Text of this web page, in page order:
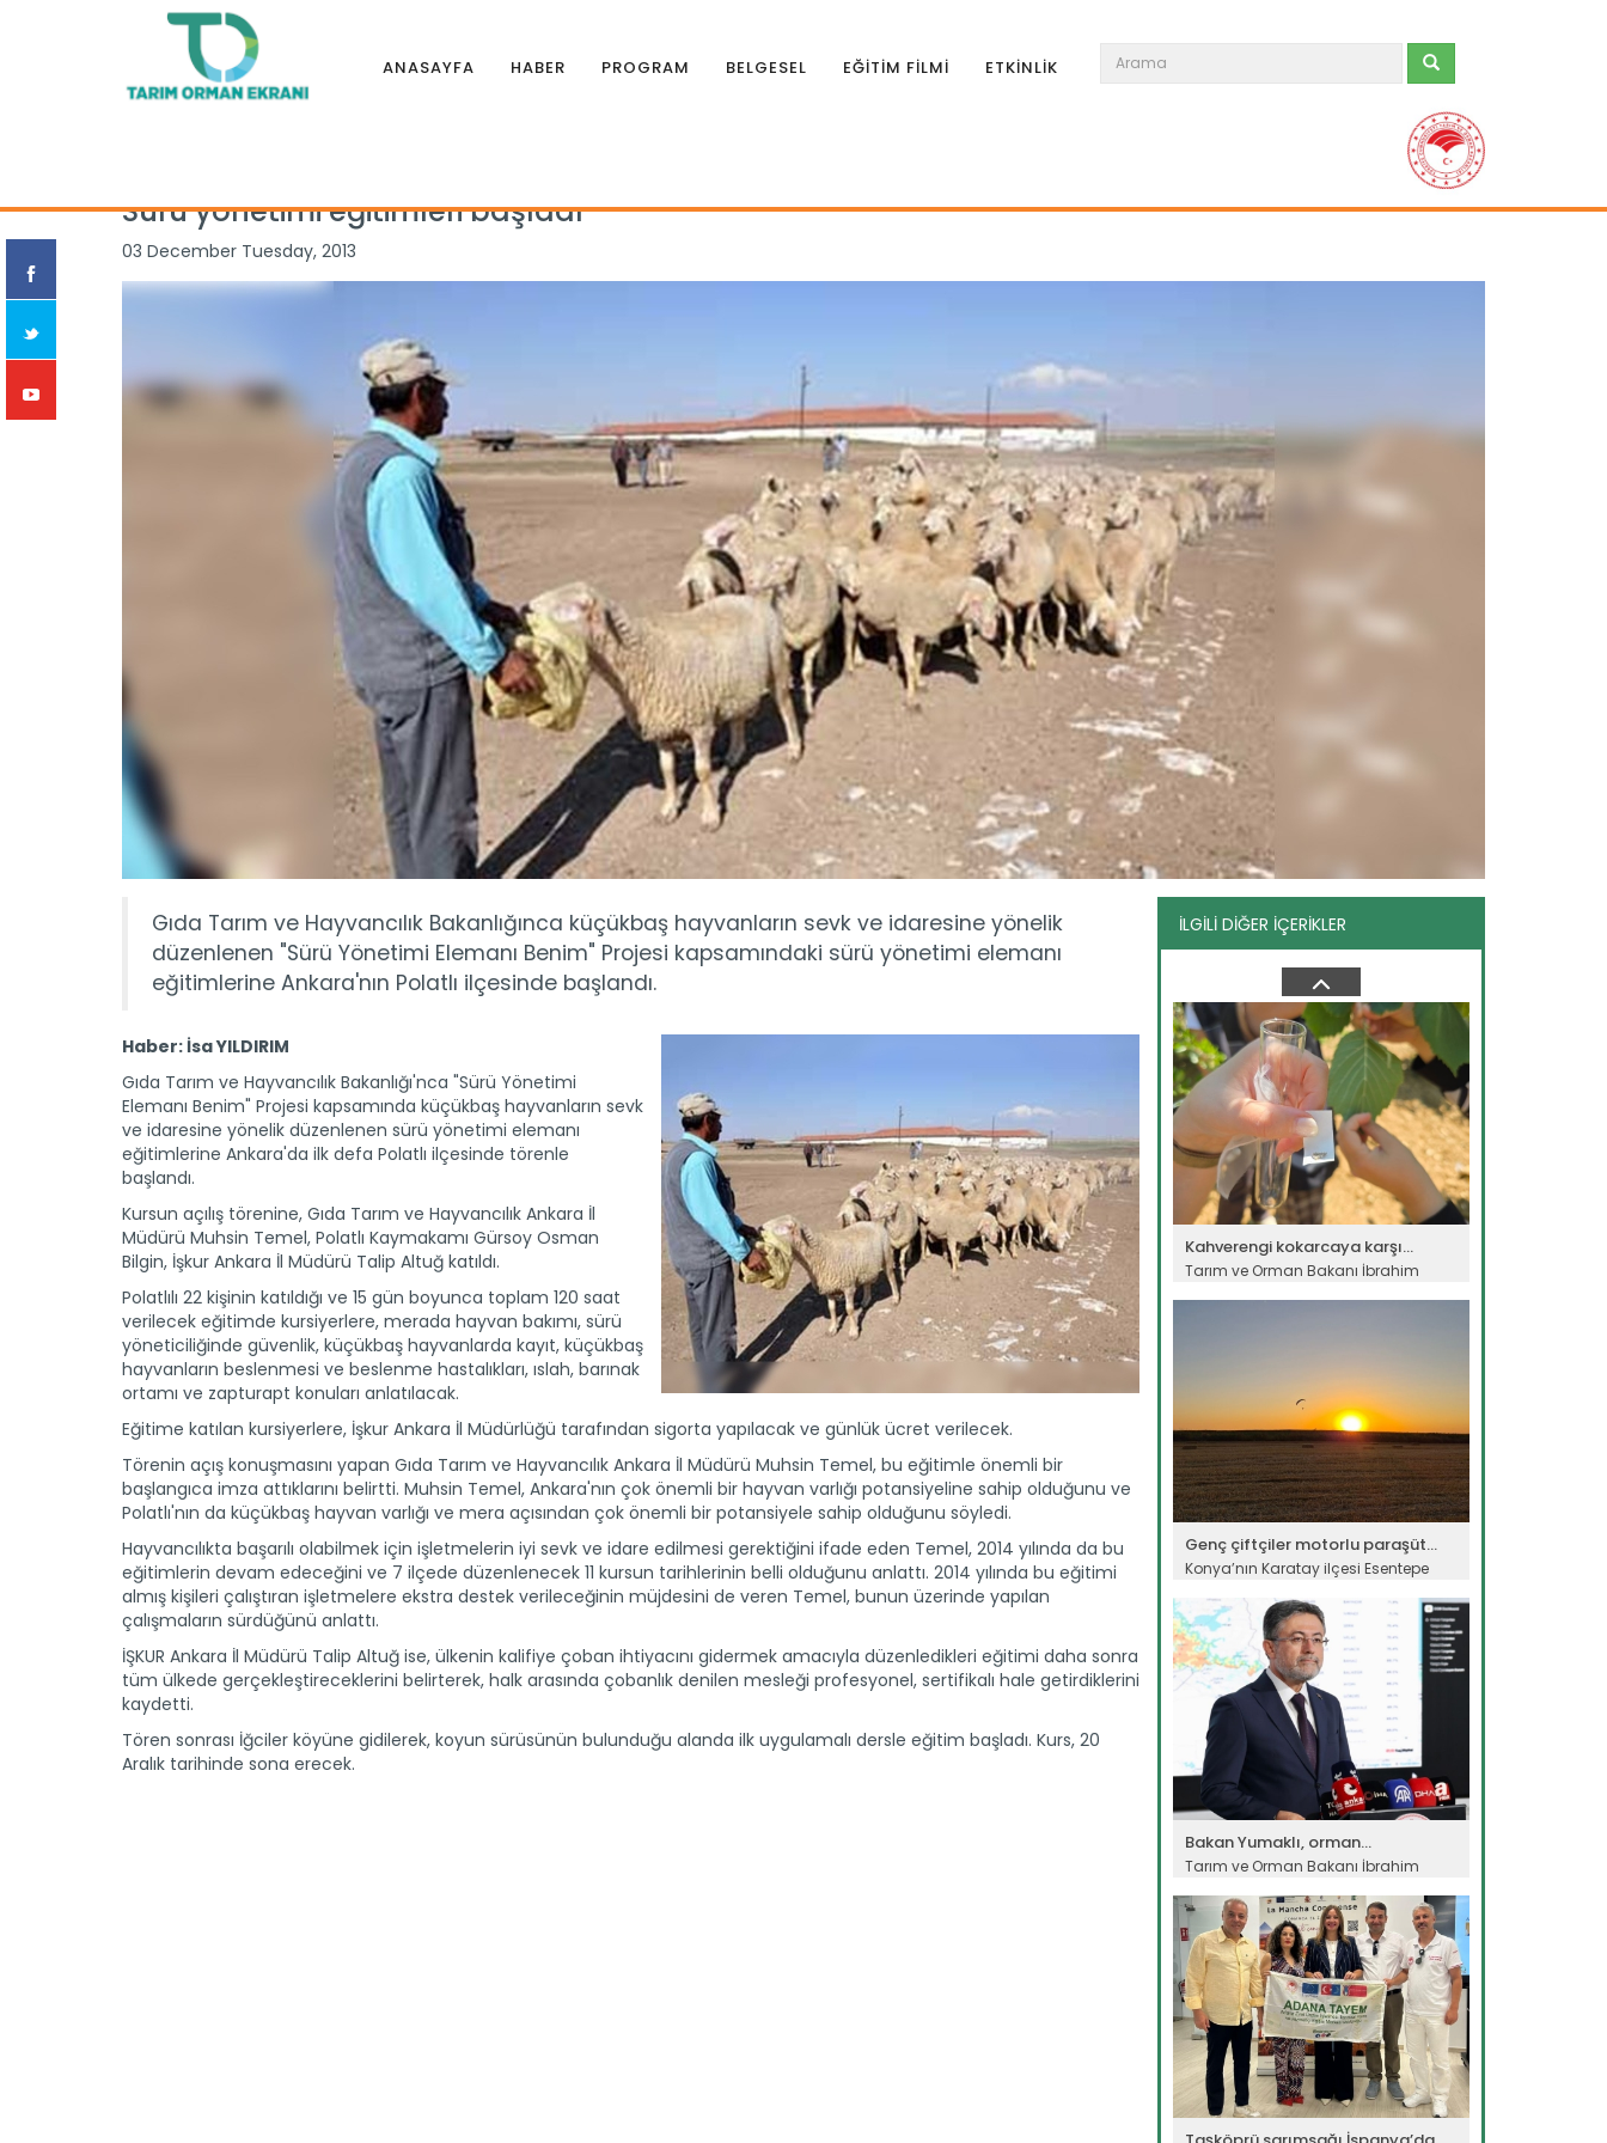
ANASAYFA HABER PROGRAM BELGESEL EĞİTİM FİLMİ ETKİNLİK
Sürü yönetimi eğitimleri başladı
03 December Tuesday, 2013
Gıda Tarım ve Hayvancılık Bakanlığınca küçükbaş hayvanların sevk ve idaresine yönelik
düzenlenen "Sürü Yönetimi Elemanı Benim" Projesi kapsamındaki sürü yönetimi elemanı
eğitimlerine Ankara'nın Polatlı ilçesinde başlandı.
Haber: İsa YILDIRIM
Gıda Tarım ve Hayvancılık Bakanlığı'nca "Sürü Yönetimi
Elemanı Benim" Projesi kapsamında küçükbaş hayvanların sevk
ve idaresine yönelik düzenlenen sürü yönetimi elemanı
eğitimlerine Ankara'da ilk defa Polatlı ilçesinde törenle
başlandı.
Kursun açılış törenine, Gıda Tarım ve Hayvancılık Ankara İl
Müdürü Muhsin Temel, Polatlı Kaymakamı Gürsoy Osman
Bilgin, İşkur Ankara İl Müdürü Talip Altuğ katıldı.
Polatlılı 22 kişinin katıldığı ve 15 gün boyunca toplam 120 saat
verilecek eğitimde kursiyerlere, merada hayvan bakımı, sürü
yöneticiliğinde güvenlik, küçükbaş hayvanlarda kayıt, küçükbaş
hayvanların beslenmesi ve beslenme hastalıkları, ıslah, barınak
ortamı ve zapturapt konuları anlatılacak.
Eğitime katılan kursiyerlere, İşkur Ankara İl Müdürlüğü tarafından sigorta yapılacak ve günlük ücret verilecek.
Törenin açış konuşmasını yapan Gıda Tarım ve Hayvancılık Ankara İl Müdürü Muhsin Temel, bu eğitimle önemli bir
başlangıca imza attıklarını belirtti. Muhsin Temel, Ankara'nın çok önemli bir hayvan varlığı potansiyeline sahip olduğunu ve
Polatlı'nın da küçükbaş hayvan varlığı ve mera açısından çok önemli bir potansiyele sahip olduğunu söyledi.
Hayvancılıkta başarılı olabilmek için işletmelerin iyi sevk ve idare edilmesi gerektiğini ifade eden Temel, 2014 yılında da bu
eğitimlerin devam edeceğini ve 7 ilçede düzenlenecek 11 kursun tarihlerinin belli olduğunu anlattı. 2014 yılında bu eğitimi
almış kişileri çalıştıran işletmelere ekstra destek verileceğinin müjdesini de veren Temel, bunun üzerinde yapılan
çalışmaların sürdüğünü anlattı.
İŞKUR Ankara İl Müdürü Talip Altuğ ise, ülkenin kalifiye çoban ihtiyacını gidermek amacıyla düzenledikleri eğitimi daha sonra
tüm ülkede gerçekleştireceklerini belirterek, halk arasında çobanlık denilen mesleği profesyonel, sertifikalı hale getirdiklerini
kaydetti.
Tören sonrası İğciler köyüne gidilerek, koyun sürüsünün bulunduğu alanda ilk uygulamalı dersle eğitim başladı. Kurs, 20
Aralık tarihinde sona erecek.
İLGİLİ DİĞER İÇERİKLER
Tarım ve Orman Bakanlığından...
Tarım ve Orman Bakanı İbrahim
Van Gölü için düzenlenen...
Tarım ve Orman Bakanı İbrahim
Yumaklı’nın da katıldığı "Gelecek...
Devamını Oku ->
TİGEM’den piyasaya ayçiçeği...
Tarım İşletmeleri Genel Müdürlüğü,
piyasa ihtiyacını karşılamak...
Devamını Oku ->
Kahverengi kokarcaya karşı...
Tarım ve Orman Bakanı İbrahim
Genç çiftçiler motorlu paraşüt...
Konya’nın Karatay ilçesi Esentepe
Devamını Oku ->
Bakan Yumaklı, orman...
Tarım ve Orman Bakanı İbrahim
Devamını Oku ->